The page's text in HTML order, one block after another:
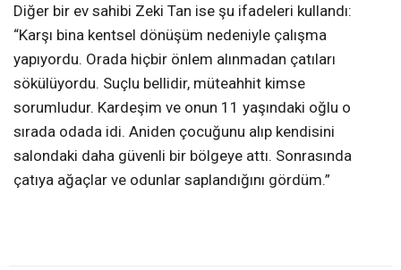
Diğer bir ev sahibi Zeki Tan ise şu ifadeleri kullandı:
“Karşı bina kentsel dönüşüm nedeniyle çalışma
yapıyordu. Orada hiçbir önlem alınmadan çatıları
sökülüyordu. Suçlu bellidir, müteahhit kimse
sorumludur. Kardeşim ve onun 11 yaşındaki oğlu o
sırada odada idi. Aniden çocuğunu alıp kendisini
salondaki daha güvenli bir bölgeye attı. Sonrasında
çatıya ağaçlar ve odunlar saplandığını gördüm.”